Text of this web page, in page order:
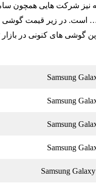
نیز شرکت هایی همچون
است. در زیر قیمت گوشی
گوشی های کنونی در بازار
Samsung
Samsung
Samsung
Samsung
Samsung